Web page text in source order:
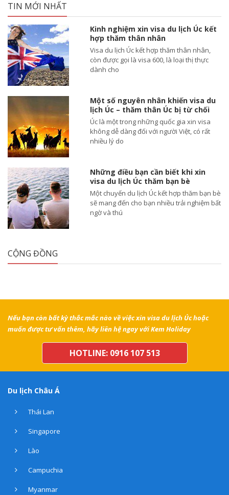
TIN MỚI NHẤT
Kinh nghiệm xin visa du lịch Úc kết
hợp thăm thân nhân
Visa du lịch Úc kết hợp thăm thân nhân,
còn được gọi là visa 600, là loại thị thực
dành cho
Một số nguyên nhân khiến visa du
lịch Úc – thăm thân Úc bị từ chối
Úc là một trong những quốc gia xin visa
không dễ dàng đối với người Việt, có rất
nhiều lý do
Những điều bạn cần biết khi xin
visa du lịch Úc thăm bạn bè
Một chuyến du lịch Úc kết hợp thăm bạn bè
sẽ mang đến cho bạn nhiều trải nghiệm bất
ngờ và thú
CỘNG ĐỒNG
Nếu bạn còn bất kỳ thắc mắc nào về việc xin visa du lịch Úc hoặc
muốn được tư vấn thêm, hãy liên hệ ngay với Kem Holiday
HOTLINE: 0916 107 513
Du lịch Châu Á
Thái Lan
Singapore
Lào
Campuchia
Myanmar